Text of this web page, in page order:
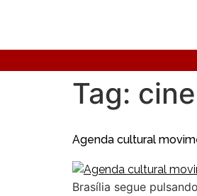
Tag:
Agenda cultural
Brasília segue